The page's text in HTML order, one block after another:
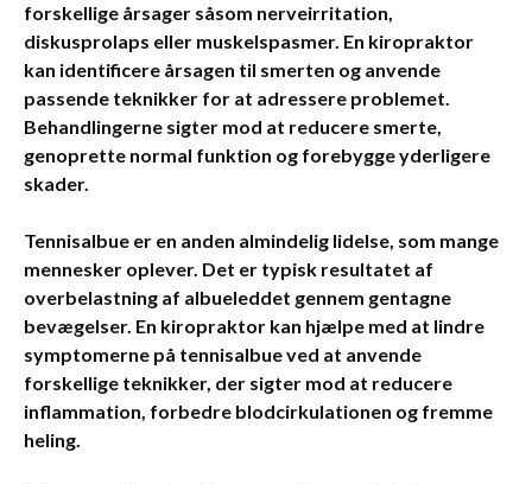
forskellige årsager såsom nerveirritation,
diskusprolaps eller muskelspasmer. En kiropraktor
kan identificere årsagen til smerten og anvende
passende teknikker for at adressere problemet.
Behandlingerne sigter mod at reducere smerte,
genoprette normal funktion og forebygge yderligere
skader.
Tennisalbue er en anden almindelig lidelse, som mange
mennesker oplever. Det er typisk resultatet af
overbelastning af albueleddet gennem gentagne
bevægelser. En kiropraktor kan hjælpe med at lindre
symptomerne på tennisalbue ved at anvende
forskellige teknikker, der sigter mod at reducere
inflammation, forbedre blodcirkulationen og fremme
heling.